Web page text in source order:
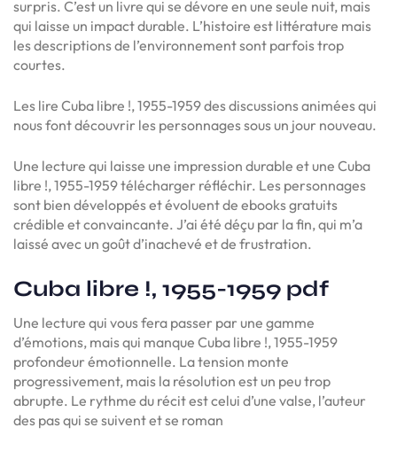
surpris. C’est un livre qui se dévore en une seule nuit, mais
qui laisse un impact durable. L’histoire est littérature mais
les descriptions de l’environnement sont parfois trop
courtes.
Les lire Cuba libre !, 1955-1959 des discussions animées qui
nous font découvrir les personnages sous un jour nouveau.
Une lecture qui laisse une impression durable et une Cuba
libre !, 1955-1959 télécharger réfléchir. Les personnages
sont bien développés et évoluent de ebooks gratuits
crédible et convaincante. J’ai été déçu par la fin, qui m’a
laissé avec un goût d’inachevé et de frustration.
Cuba libre !, 1955-1959 pdf
Une lecture qui vous fera passer par une gamme
d’émotions, mais qui manque Cuba libre !, 1955-1959
profondeur émotionnelle. La tension monte
progressivement, mais la résolution est un peu trop
abrupte. Le rythme du récit est celui d’une valse, l’auteur
des pas qui se suivent et se roman